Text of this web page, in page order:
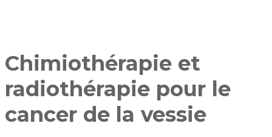
Chimiothérapie et
radiothérapie pour le
cancer de la vessie